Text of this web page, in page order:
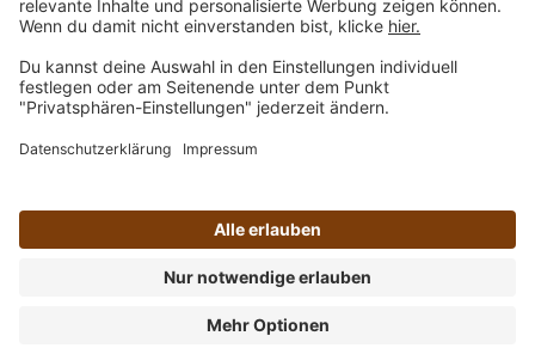
Vertrag widerrufen
Alle Preise inkl. gesetzl. Mehrwertsteuer zzgl.
und ggf. Nachnahmegebühren, wenn nicht
anders angegeben.